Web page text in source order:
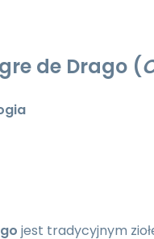
de Drago (
jest tradycyjnym